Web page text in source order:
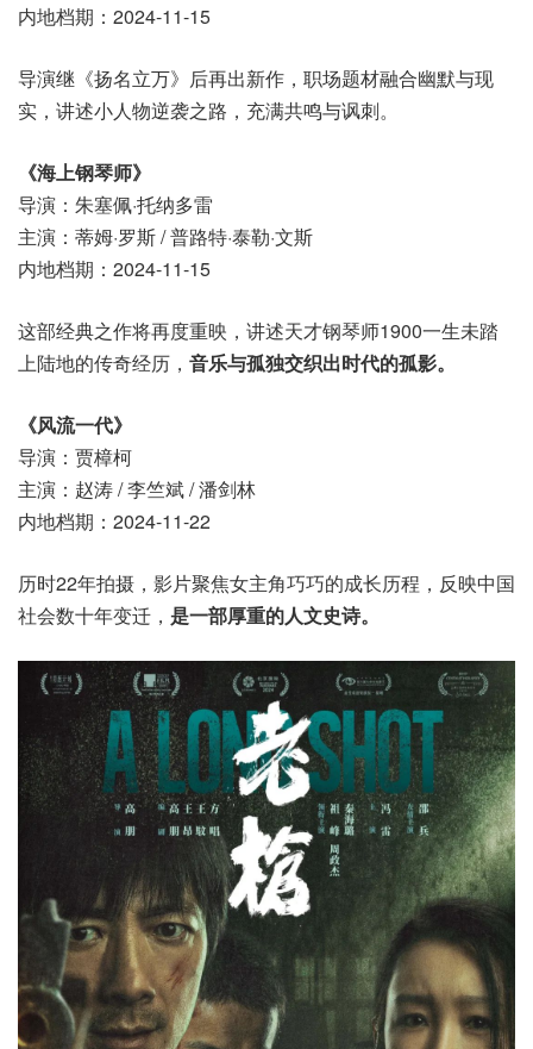
内地档期：2024-11-15
导演继《扬名立万》后再出新作，职场题材融合幽默与现
实，讲述小人物逆袭之路，充满共鸣与讽刺。
《海上钢琴师》
导演：朱塞佩·托纳多雷
主演：蒂姆·罗斯 / 普路特·泰勒·文斯
内地档期：2024-11-15
这部经典之作将再度重映，讲述天才钢琴师1900一生未踏
上陆地的传奇经历， 音乐与孤独交织出时代的孤影。
《风流一代》
导演：贾樟柯
主演：赵涛 / 李竺斌 / 潘剑林
内地档期：2024-11-22
历时22年拍摄，影片聚焦女主角巧巧的成长历程，反映中国
社会数十年变迁， 是一部厚重的人文史诗。